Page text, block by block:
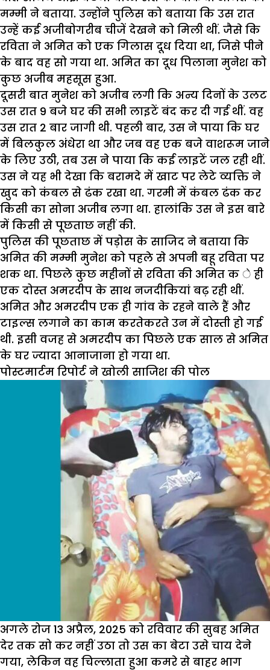
मम्मी ने बताया. उन्होंने पुलिस को बताया कि उस रात
उन्हें कई अजीबोगरीब चीजें देखने को मिली थीं. जैसे कि
रविता ने अमित को एक गिलास दूध दिया था, जिसे पीने
के बाद वह सो गया था. अमित का दूध पिलाना मुनेश को
कुछ अजीब महसूस हुआ.
दूसरी बात मुनेश को अजीब लगी कि अन्य दिनों के उलट
उस रात 9 बजे घर की सभी लाइटें बंद कर दी गई थीं. वह
उस रात 2 बार जागी थी. पहली बार, उस ने पाया कि घर
में बिलकुल अंधेरा था और जब वह एक बजे वाशरूम जाने
के लिए उठी, तब उस ने पाया कि कई लाइटें जल रही थीं.
उस ने यह भी देखा कि बरामदे में खाट पर लेटे व्यक्ति ने
खुद को कंबल से ढंक रखा था. गरमी में कंबल ढंक कर
किसी का सोना अजीब लगा था. हालांकि उस ने इस बारे
में किसी से पूछताछ नहीं की.
पुलिस की पूछताछ में पड़ोस के साजिद ने बताया कि
अमित की मम्मी मुनेश को पहले से अपनी बहू रविता पर
शक था. पिछले कुछ महीनों से रविता की अमित क े ही
एक दोस्त अमरदीप के साथ नजदीकियां बढ़ रही थीं.
अमित और अमरदीप एक ही गांव के रहने वाले हैं और
टाइल्स लगाने का काम करतेकरते उन में दोस्ती हो गई
थी. इसी वजह से अमरदीप का पिछले एक साल से अमित
के घर ज्यादा आनाजाना हो गया था.
पोस्टमार्टम रिपोर्ट ने खोली साजिश की पोल
अगले रोज 13 अप्रैल, 2025 को रविवार की सुबह अमित
देर तक सो कर नहीं उठा तो उस का बेटा उसे चाय देने
गया, लेकिन वह चिल्लाता हुआ कमरे से बाहर भाग